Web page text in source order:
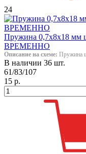
24
Пружина 0,7х8х18 мм
ВРЕМЕННО
Описание на схеме: Пружина
В наличии 36 шт.
61/83/107
15 р.